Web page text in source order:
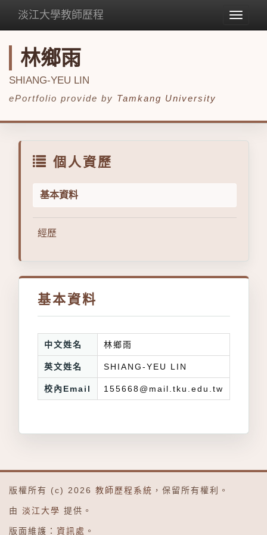
Toggle
淡江大學教師歷程
林鄉雨
SHIANG-YEU LIN
ePortfolio provide by Tamkang University
個人資歷
基本資料
經歷
基本資料
中文姓名 林鄉雨
英文姓名 SHIANG-YEU LIN
校內Email 155668@mail.tku.edu.tw
版權所有 (c) 2026 教師歷程系統 ，保留所有權利。
由 淡江大學 提供。
版面維護： 資訊處 。